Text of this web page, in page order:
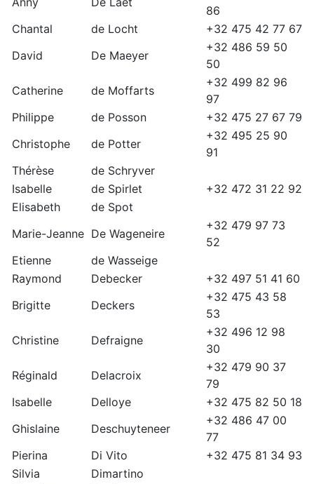
86
Chantal
de Locht
+32 475 42 77 67
David
De Maeyer
+32 486 59 50
50
Catherine
de Moffarts
+32 499 82 96
97
Philippe
de Posson
+32 475 27 67 79
Christophe
de Potter
+32 495 25 90
91
Thérèse
de Schryver
Isabelle
de Spirlet
+32 472 31 22 92
Elisabeth
de Spot
Marie-Jeanne De Wageneire
+32 479 97 73
52
Etienne
de Wasseige
Raymond
Debecker
+32 497 51 41 60
Brigitte
Deckers
+32 475 43 58
53
Christine
Defraigne
+32 496 12 98
30
Réginald
Delacroix
+32 479 90 37
79
Isabelle
Delloye
+32 475 82 50 18
Ghislaine
Deschuyteneer
+32 486 47 00
77
Pierina
Di Vito
+32 475 81 34 93
Silvia
Dimartino